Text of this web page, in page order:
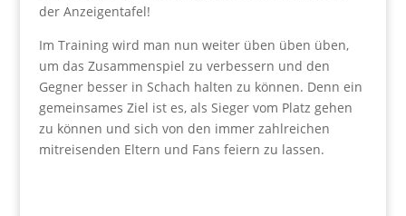
der Anzeigentafel!
Im Training wird man nun weiter üben üben üben,
um das Zusammenspiel zu verbessern und den
Gegner besser in Schach halten zu können. Denn ein
gemeinsames Ziel ist es, als Sieger vom Platz gehen
zu können und sich von den immer zahlreichen
mitreisenden Eltern und Fans feiern zu lassen.